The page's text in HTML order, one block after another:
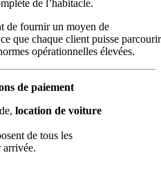
de l’habitacle.
de fournir un moyen de
que chaque client puisse
opérationnelles élevées.
de paiement
location de voiture
de tous les
arrivée.